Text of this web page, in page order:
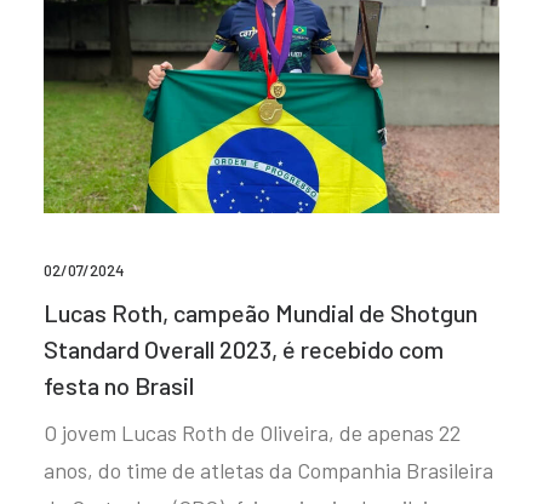
02/07/2024
Lucas Roth, campeão Mundial de Shotgun
Standard Overall 2023, é recebido com
festa no Brasil
O jovem Lucas Roth de Oliveira, de apenas 22
anos, do time de atletas da Companhia Brasileira